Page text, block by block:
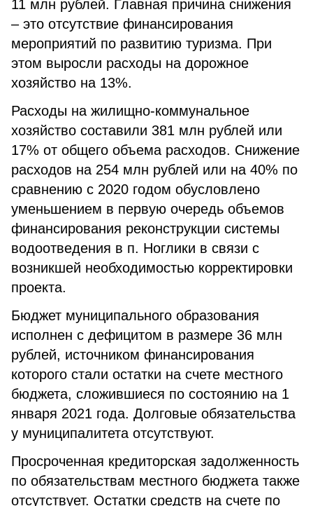
11 млн рублей. Главная причина снижения
– это отсутствие финансирования
мероприятий по развитию туризма. При
этом выросли расходы на дорожное
хозяйство на 13%.
Расходы на жилищно-коммунальное
хозяйство составили 381 млн рублей или
17% от общего объема расходов. Снижение
расходов на 254 млн рублей или на 40% по
сравнению с 2020 годом обусловлено
уменьшением в первую очередь объемов
финансирования реконструкции системы
водоотведения в п. Ноглики в связи с
возникшей необходимостью корректировки
проекта.
Бюджет муниципального образования
исполнен с дефицитом в размере 36 млн
рублей, источником финансирования
которого стали остатки на счете местного
бюджета, сложившиеся по состоянию на 1
января 2021 года. Долговые обязательства
у муниципалитета отсутствуют.
Просроченная кредиторская задолженность
по обязательствам местного бюджета также
отсутствует. Остатки средств на счете по